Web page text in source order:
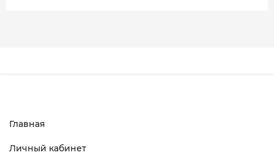
Главная
Личный кабинет